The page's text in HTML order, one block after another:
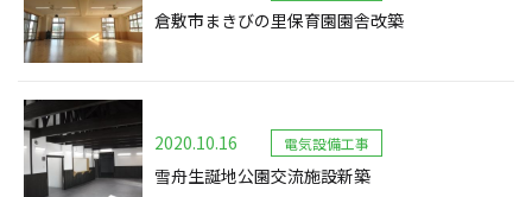
倉敷市まきびの里保育園園舎改築
2020.10.16 電気設備工事
雪舟生誕地公園交流施設新築